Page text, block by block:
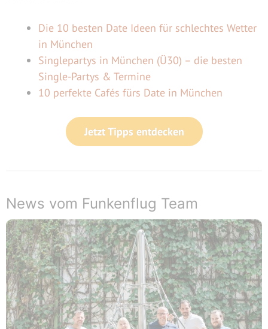
Die 10 besten Date Ideen für schlechtes Wetter
in München
Singlepartys in München (Ü30) – die besten
Single-Partys & Termine
10 perfekte Cafés fürs Date in München
Jetzt Tipps entdecken
News vom Funkenflug Team